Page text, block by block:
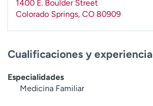
1400 E. Boulder Street
Colorado Springs, CO 80909
Cualificaciones y experiencia
Especialidades
Medicina Familiar